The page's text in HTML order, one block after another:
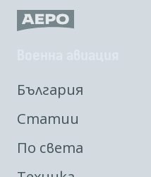
България
Статии
По света